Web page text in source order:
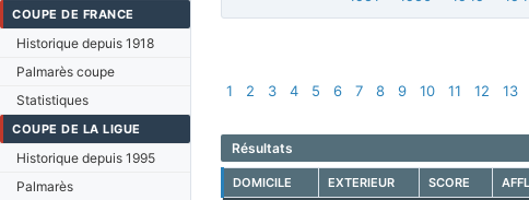
COUPE DE FRANCE
Historique depuis 1918
Palmarès coupe
Statistiques
COUPE DE LA LIGUE
Historique depuis 1995
Palmarès
1
2 3 4 5 6 7 8 9 10 11 12 13
Résultats
DOMICILE EXTERIEUR SCORE